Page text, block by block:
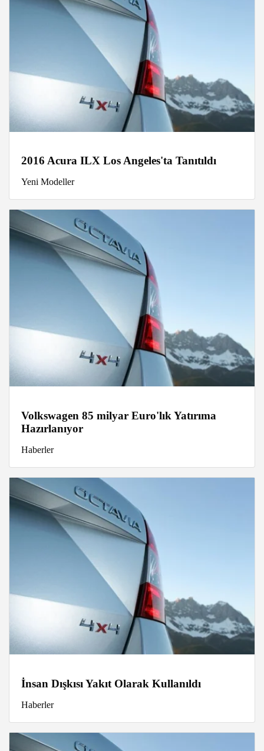
2016 Acura ILX Los Angeles'ta Tanıtıldı
Yeni Modeller
Volkswagen 85 milyar Euro'lık Yatırıma
Hazırlanıyor
Haberler
İnsan Dışkısı Yakıt Olarak Kullanıldı
Haberler